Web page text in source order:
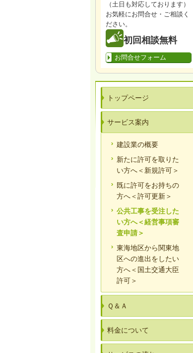
（土日も対応しております）
お気軽にお問合せ・ご相談く
ださい。
初回相談無料
お問合せフォーム
トップページ
サービス案内
建設業の概要
新たに許可を取りた
い方へ＜新規許可＞
既に許可をお持ちの
方へ＜許可更新＞
公共工事を受注した
い方へ＜経営事項審
査申請＞
東海地区から関東地
区への進出をしたい
方へ＜国土交通大臣
許可＞
Ｑ＆Ａ
料金について